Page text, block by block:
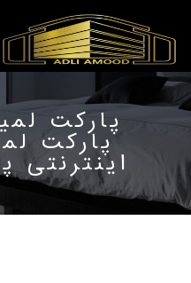
پارکت
پارکت
اینترنتی